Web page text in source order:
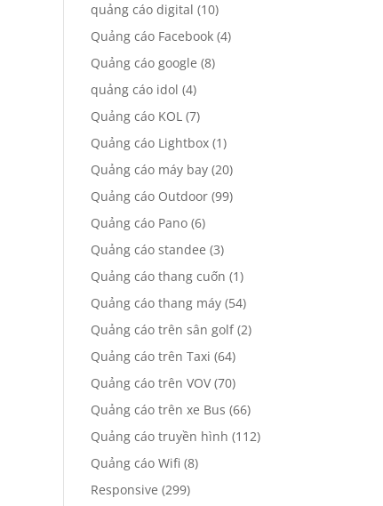
quảng cáo digital (10)
Quảng cáo Facebook (4)
Quảng cáo google (8)
quảng cáo idol (4)
Quảng cáo KOL (7)
Quảng cáo Lightbox (1)
Quảng cáo máy bay (20)
Quảng cáo Outdoor (99)
Quảng cáo Pano (6)
Quảng cáo standee (3)
Quảng cáo thang cuốn (1)
Quảng cáo thang máy (54)
Quảng cáo trên sân golf(2)
Quảng cáo trên Taxi (64)
Quảng cáo trên VOV(70)
Quảng cáo trên xe Bus (66)
Quảng cáo truyền hình (112)
Quảng cáo Wifi (8)
Responsive (299)